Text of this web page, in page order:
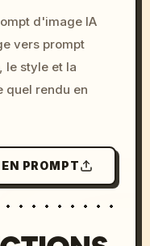
sunset, neon
8k --v 6.0
d'image IA
vers prompt
le style et la
quel rendu en
PROMPT